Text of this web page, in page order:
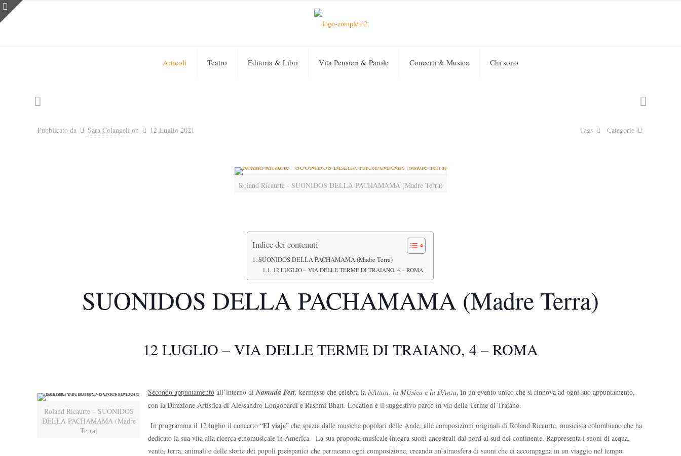
Articoli Teatro Editoria & Libri Vita Pensieri & Parole Concerti & Musica Chi sono
Pubblicato da Sara Colangeli on 12 Luglio 2021 Categorie
Tags
Roland Ricaurte - SUONIDOS DELLA PACHAMAMA (Madre Terra)
Indice dei contenuti
SUONIDOS DELLA PACHAMAMA (Madre Terra)
12 LUGLIO – VIA DELLE TERME DI TRAIANO, 4 – ROMA
SUONIDOS DELLA PACHAMAMA (Madre Terra)
12 LUGLIO – VIA DELLE TERME DI TRAIANO, 4 – ROMA
Roland Ricaurte – SUONIDOS
DELLA PACHAMAMA (Madre
Terra)
Secondo appuntamento all’interno di Namuda Fest,kermesse che celebra laNAtura, la MUsica e la DAnza, in un evento unico che si rinnova ad ogni suo appuntamento,
con la Direzione Artistica di Alessandro Longobardi e Rashmi Bhatt. Location è il suggestivo parco in via delle Terme di Traiano.
In programma il 12 luglio il concerto “El viaje” che spazia dalle musiche popolari delle Ande, alle composizioni originali di Roland Ricaurte, musicista colombiano che ha
dedicato la sua vita alla ricerca etnomusicale in America. La sua proposta musicale integra suoni ancestrali dal nord al sud del continente. Rappresenta i suoni di acqua,
vento, terra, animali e delle storie dei popoli preispanici che permeano ogni composizione, creando un’atmosfera di suoni che ci accompagna in un viaggio nel tempo.